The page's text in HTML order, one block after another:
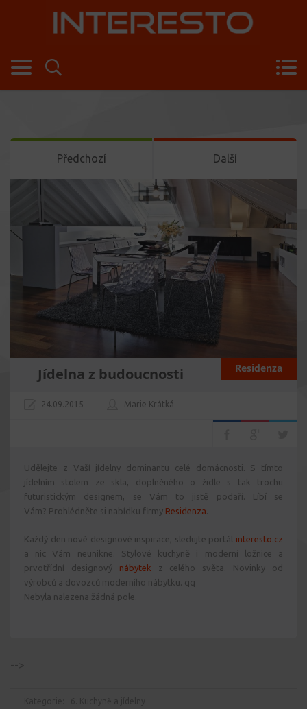
Předchozí Další
Residenza
Jídelna z budoucnosti
24.09.2015 Marie Krátká
Udělejte z Vaší jídelny dominantu celé domácnosti. S tímto
jídelním stolem ze skla, doplněného o židle s tak trochu
futuristickým designem, se Vám to jistě podaří. Líbí se
Vám? Prohlédněte si nabídku firmy Residenza
Každý den nové designové inspirace, sledujte portál interesto.cz
a nic Vám neunikne. Stylové kuchyně i moderní ložnice a
prvotřídní designový nábytek z celého světa. Novinky od
výrobců a dovozců moderního nábytku. qq
Nebyla nalezena žádná pole.